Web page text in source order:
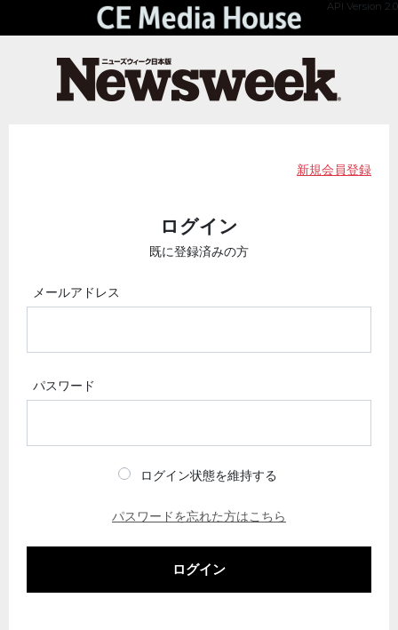
API Version 2.0
新規会員登録
ログイン
既に登録済みの方
メールアドレス
パスワード
ログイン状態を維持する
パスワードを忘れた方はこちら
ログイン